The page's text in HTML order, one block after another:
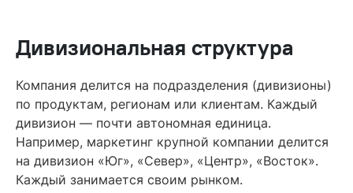
Дивизиональная структура
Компания делится на подразделения (дивизионы)
по продуктам, регионам или клиентам. Каждый
дивизион — почти автономная единица.
Например, маркетинг крупной компании делится
на дивизион «Юг», «Север», «Центр», «Восток».
Каждый занимается своим рынком.